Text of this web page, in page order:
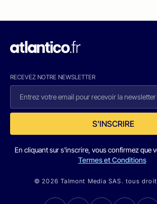
RECEVEZ NOTRE NEWSLETTER
S'INSCRIRE
En cliquant sur s'inscrire, vous confirmez que
Termes et Conditions
© 2026 Talmont Media SAS. tous